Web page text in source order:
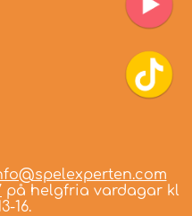
på helgfria vardagar kl
16.